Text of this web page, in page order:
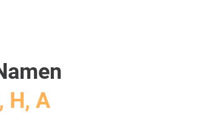
H, A